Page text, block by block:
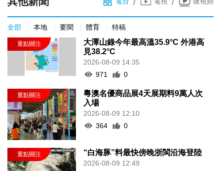
全部 本地 要聞 體育 特稿
大潭山錄今年最高溫35.9°C 外港高
見38.2°C
2026-08-09 14:35
971
0
粵澳名優商品展4天展期料9萬人次
入場
2026-08-09 12:10
364
0
“白海豚”料最快傍晚浙閩沿海登陸
2026-08-09 12:49